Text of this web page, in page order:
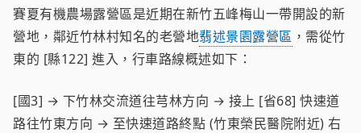
賽夏有機農場露營區是近期在新竹五峰梅山一帶開設的新
營地，鄰近竹林村知名的老營地翡述景園露營區 ，需從竹
東的 [縣122] 進入，行車路線概述如下：
[國3] → 下竹林交流道往芎林方向 → 接上 [省68] 快速道
路往竹東方向 → 至快速道路終點 (竹東榮民醫院附近) 右